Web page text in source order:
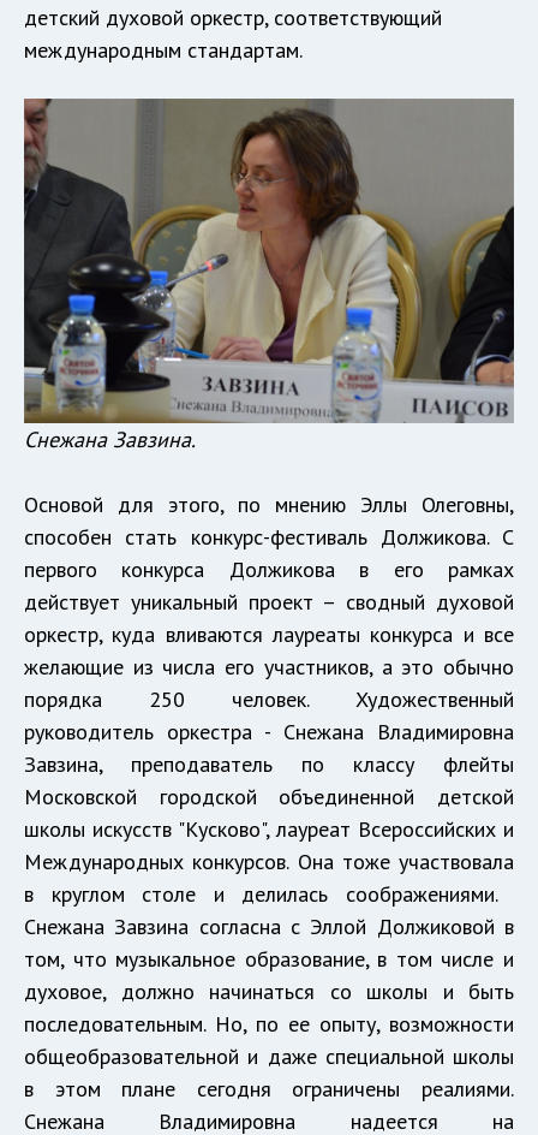
детский духовой оркестр, соответствующий
международным стандартам.
Снежана Завзина.
Основой для этого, по мнению Эллы Олеговны,
способен стать конкурс-фестиваль Должикова. С
первого конкурса Должикова в его рамках
действует уникальный проект – сводный духовой
оркестр, куда вливаются лауреаты конкурса и все
желающие из числа его участников, а это обычно
порядка 250 человек. Художественный
руководитель оркестра - Снежана Владимировна
Завзина, преподаватель по классу флейты
Московской городской объединенной детской
школы искусств "Кусково", лауреат Всероссийских и
Международных конкурсов. Она тоже участвовала
в круглом столе и делилась соображениями. ​
Снежана Завзина согласна с Эллой Должиковой в
том, что музыкальное образование, в том числе и
духовое, должно начинаться со школы и быть
последовательным. Но, по ее опыту, возможности
общеобразовательной и даже специальной школы
в этом плане сегодня ограничены реалиями.
Снежана Владимировна надеется на